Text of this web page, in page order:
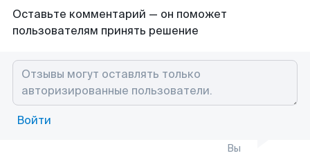
Оставьте комментарий — он поможет
пользователям принять решение
Войти
Вы